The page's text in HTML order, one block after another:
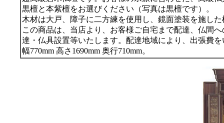
黒檀と本紫檀をお選びください（写真は黒檀です）。
木材は大戸、障子に二方練を使用し、鏡面塗装を施し
この商品は、当店より、お客様ご自宅まで配達、仏間
達・仏具設置等いたします。配達地域により、出張費
幅770mm 高さ1690mm 奥行710mm。